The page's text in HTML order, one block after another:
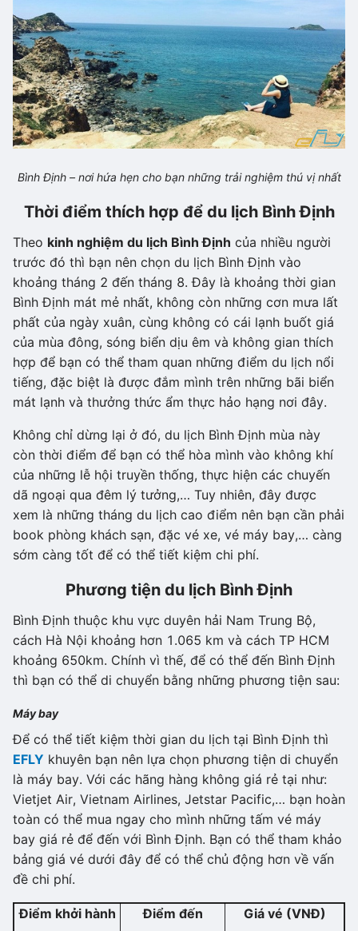
Bình Định – nơi hứa hẹn cho bạn những trải nghiệm thú vị nhất
Thời điểm thích hợp để du lịch Bình Định
Theo kinh nghiệm du lịch Bình Định của nhiều người
trước đó thì bạn nên chọn du lịch Bình Định vào
khoảng tháng 2 đến tháng 8. Đây là khoảng thời gian
Bình Định mát mẻ nhất, không còn những cơn mưa lất
phất của ngày xuân, cùng không có cái lạnh buốt giá
của mùa đông, sóng biển dịu êm và không gian thích
hợp để bạn có thể tham quan những điểm du lịch nổi
tiếng, đặc biệt là được đắm mình trên những bãi biển
mát lạnh và thưởng thức ẩm thực hảo hạng nơi đây.
Không chỉ dừng lại ở đó, du lịch Bình Định mùa này
còn thời điểm để bạn có thể hòa mình vào không khí
của những lễ hội truyền thống, thực hiện các chuyến
dã ngoại qua đêm lý tưởng,… Tuy nhiên, đây được
xem là những tháng du lịch cao điểm nên bạn cần phải
book phòng khách sạn, đặc vé xe, vé máy bay,… càng
sớm càng tốt để có thể tiết kiệm chi phí.
Phương tiện du lịch Bình Định
Bình Định thuộc khu vực duyên hải Nam Trung Bộ,
cách Hà Nội khoảng hơn 1.065 km và cách TP HCM
khoảng 650km. Chính vì thế, để có thể đến Bình Định
thì bạn có thể di chuyển bằng những phương tiện sau:
Máy bay
Để có thể tiết kiệm thời gian du lịch tại Bình Định thì
EFLY khuyên bạn nên lựa chọn phương tiện di chuyển
là máy bay. Với các hãng hàng không giá rẻ tại như:
Vietjet Air, Vietnam Airlines, Jetstar Pacific,… bạn hoàn
toàn có thể mua ngay cho mình những tấm vé máy
bay giá rẻ để đến với Bình Định. Bạn có thể tham khảo
bảng giá vé dưới đây để có thể chủ động hơn về vấn
đề chi phí.
Điểm khởi hành Điểm đến Giá vé (VNĐ)